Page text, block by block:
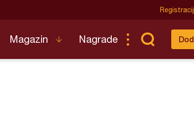
Magazin Nagrade